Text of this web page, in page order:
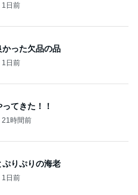
1日前
った欠品の品
1日前
てきた！！
21時間前
りぷりの海老
1日前